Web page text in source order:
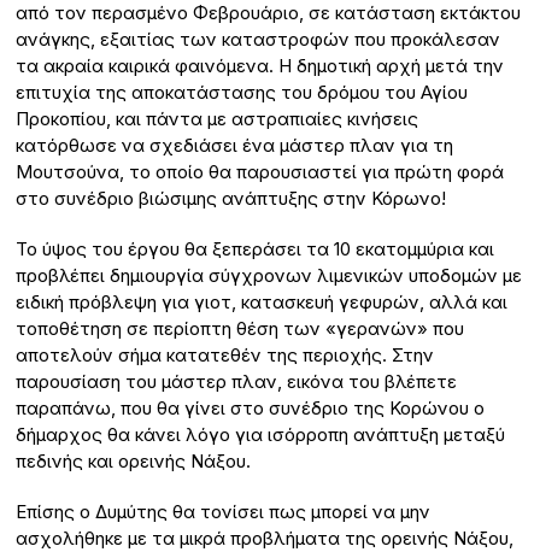
από τον περασμένο Φεβρουάριο, σε κατάσταση εκτάκτου
ανάγκης, εξαιτίας των καταστροφών που προκάλεσαν
τα ακραία καιρικά φαινόμενα. Η δημοτική αρχή μετά την
επιτυχία της αποκατάστασης του δρόμου του Αγίου
Προκοπίου, και πάντα με αστραπιαίες κινήσεις
κατόρθωσε να σχεδιάσει ένα μάστερ πλαν για τη
Μουτσούνα, το οποίο θα παρουσιαστεί για πρώτη φορά
στο συνέδριο βιώσιμης ανάπτυξης στην Κόρωνο!
Το ύψος του έργου θα ξεπεράσει τα 10 εκατομμύρια και
προβλέπει δημιουργία σύγχρονων λιμενικών υποδομών με
ειδική πρόβλεψη για γιοτ, κατασκευή γεφυρών, αλλά και
τοποθέτηση σε περίοπτη θέση των «γερανών» που
αποτελούν σήμα κατατεθέν της περιοχής. Στην
παρουσίαση του μάστερ πλαν, εικόνα του βλέπετε
παραπάνω, που θα γίνει στο συνέδριο της Κορώνου ο
δήμαρχος θα κάνει λόγο για ισόρροπη ανάπτυξη μεταξύ
πεδινής και ορεινής Νάξου.
Επίσης ο Δυμύτης θα τονίσει πως μπορεί να μην
ασχολήθηκε με τα μικρά προβλήματα της ορεινής Νάξου,